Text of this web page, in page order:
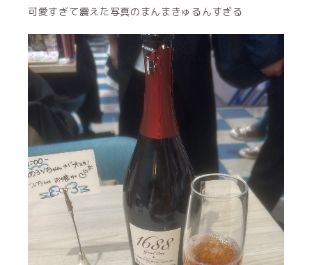
可愛すぎて震えた写真のまんまきゅるんすぎる